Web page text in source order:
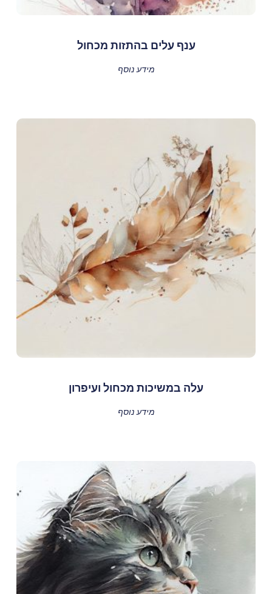
ענף עלים בהתזות מכחול
מידע נוסף
עלה במשיכות מכחול ועיפרון
מידע נוסף